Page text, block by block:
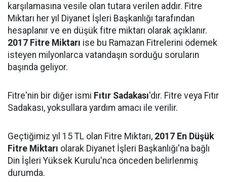
karşılamasına vesile olan tutara verilen addır. Fitre
Miktarı her yıl Diyanet İşleri Başkanlığı tarafından
hesaplanır ve en düşük fitre miktarı olarak açıklanır.
2017 Fitre Miktarı ise bu Ramazan Fitrelerini ödemek
isteyen milyonlarca vatandaşın sorduğu soruların
başında geliyor.
Fitre'nin bir diğer ismi Fıtır Sadakası'dır. Fitre veya Fıtır
Sadakası, yoksullara yardım amacı ile verilir.
Geçtiğimiz yıl 15 TL olan Fitre Miktarı, 2017 En Düşük
Fitre Miktarı olarak Diyanet İşleri Başkanlığı'na bağlı
Din İşleri Yüksek Kurulu'nca önceden belirlenmiş
durumda.